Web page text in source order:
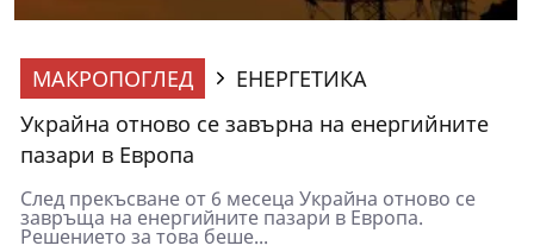
МАКРОПОГЛЕД
ЕНЕРГЕТИКА
Украйна отново се завърна на енергийните
пазари в Европа
След прекъсване от 6 месеца Украйна отново се
завръща на енергийните пазари в Европа.
Решението за това беше...